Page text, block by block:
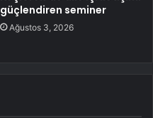
güçlendiren seminer
Ağustos 3, 2026